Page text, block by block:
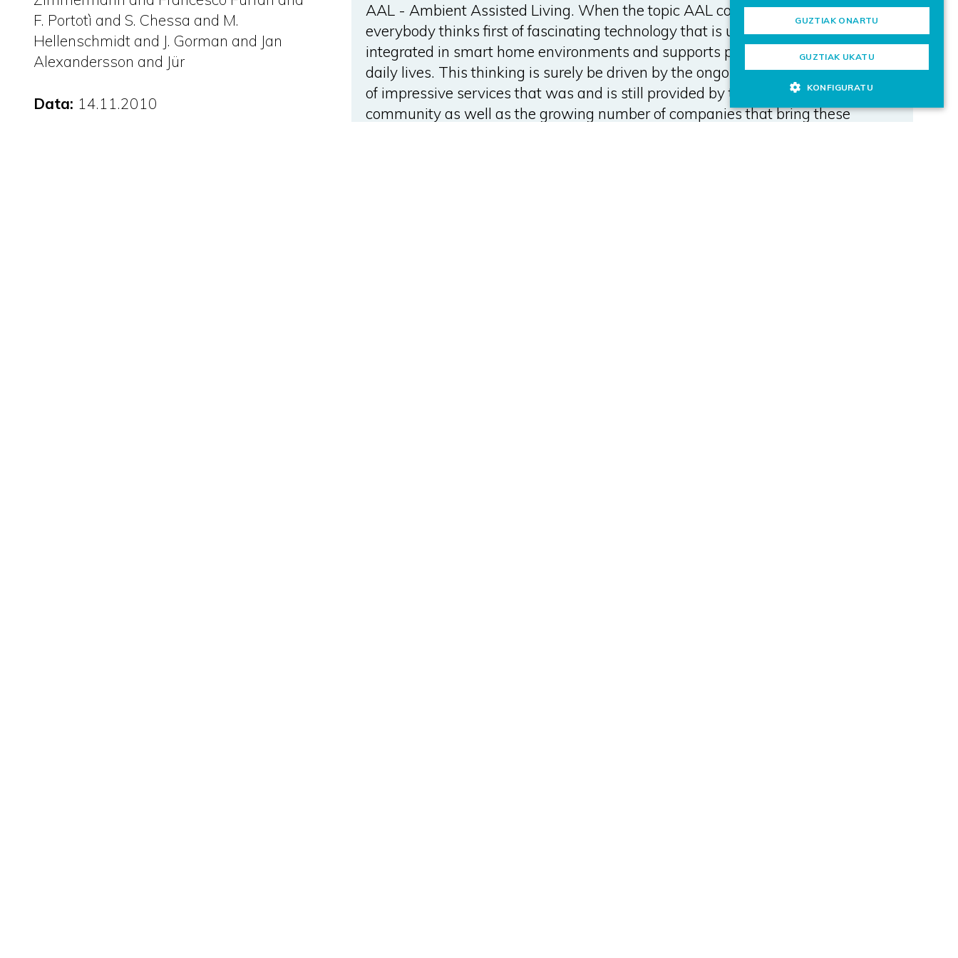
F. Portotì and S. Chessa and M.
Hellenschmidt and J. Gorman and Jan
Alexandersson and Jür
Data: 14.11.2010
AAL - Ambient Assisted Living. When the topic AAL comes up,
everybody thinks first of fascinating technology that is unobtrusively
integrated in smart home environments and supports people in their
daily lives. This thinking is surely be driven by the ongoing development
of impressive services that was and is still provided by the AAL research
community as well as the growing number of companies that bring these
GUZTIAK ONARTU
GUZTIAK UKATU
KONFIGURATU